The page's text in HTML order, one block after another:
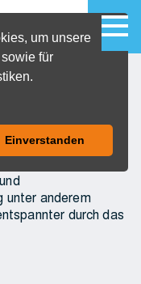
um unsere
für
Einverstanden
Ihnen
unter anderem
durch das